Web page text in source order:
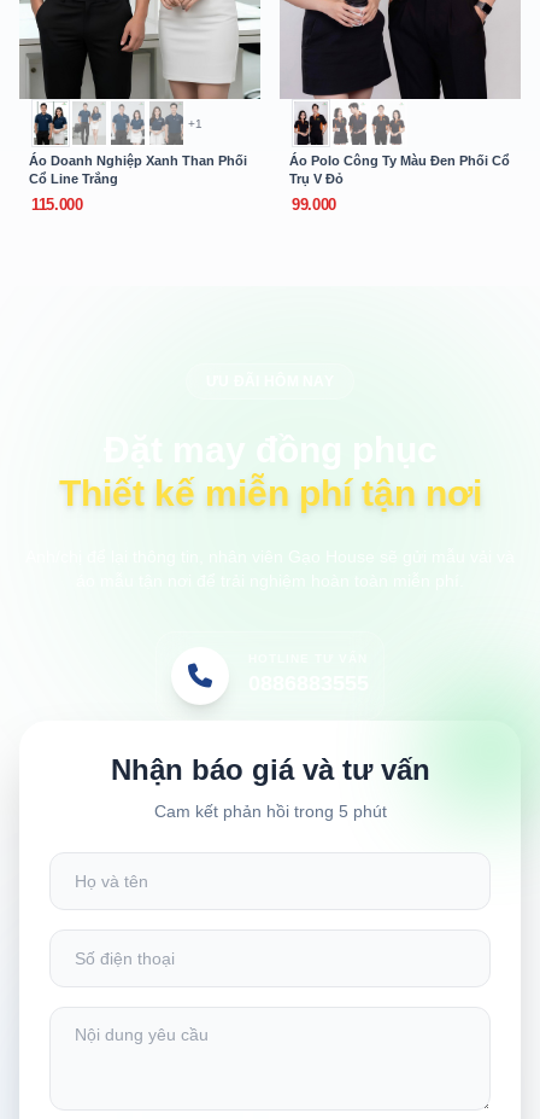
+1
Áo Doanh Nghiệp Xanh Than Phối
Cổ Line Trắng
115.000
Áo Polo Công Ty Màu Đen Phối Cổ
Trụ V Đỏ
99.000
Thiết kế miễn phí tận nơi
Nhận báo giá và tư vấn
Cam kết phản hồi trong 5 phút